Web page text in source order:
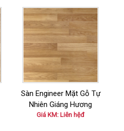
Sàn Engineer Mặt Gỗ Tự
Nhiên Giáng Hương
Giá KM: Liên hệđ